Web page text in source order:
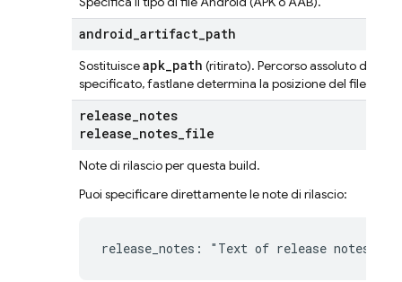
android_artifact_path
Sostituisceapk_path (ritirato). Percorso assoluto del file
specificato, fastlane determina la posizione del file dalla
release_notes
release_notes_file
Note di rilascio per questa build.
Puoi specificare direttamente le note di rilascio:
release_notes: "Text of release notes"